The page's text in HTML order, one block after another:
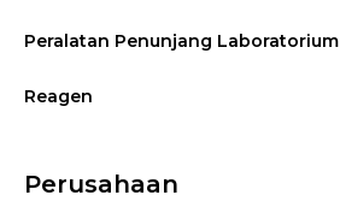
Peralatan Penunjang Laboratorium
Reagen
Perusahaan